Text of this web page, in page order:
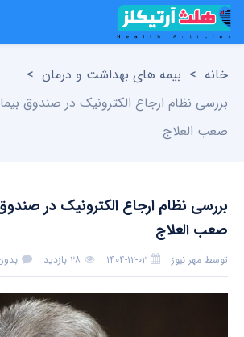
خانه > بیمه های بهداشت و درمان >
بررسی نظام ارجاع الکترونیک در صندوق
صعب العلاج
بررسی نظام ارجاع الکترونیک در
صعب العلاج
توسط مهر نیوز ۱۴۰۴-۱۲-۰۲ ۲۸ بازدید